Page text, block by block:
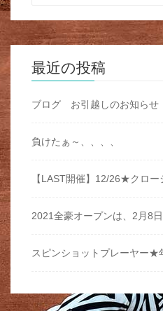
最近の投稿
ブログ お引越しのお知らせ
負けたぁ～、、、、
【LAST開催】12/26★クロ
2021全豪オープンは、2月8日
スピンショットプレーヤー★